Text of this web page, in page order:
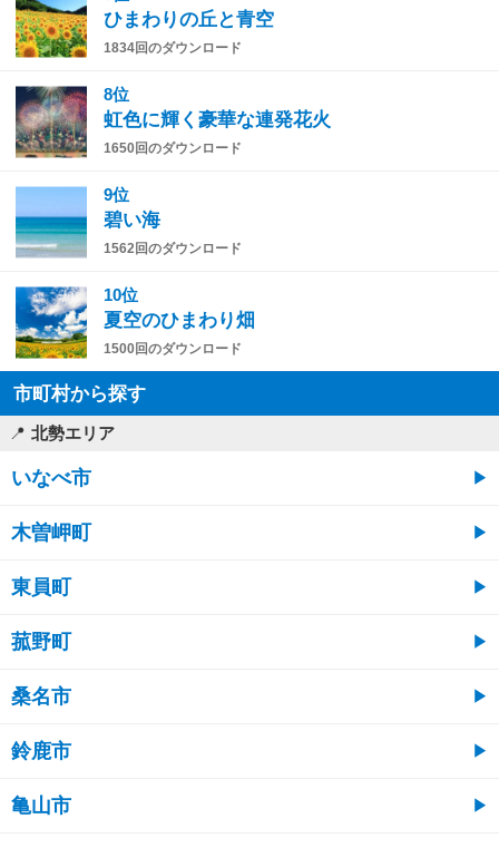
ひまわりの丘と青空
1834回のダウンロード
8位
虹色に輝く豪華な連発花火
1650回のダウンロード
9位
碧い海
1562回のダウンロード
10位
夏空のひまわり畑
1500回のダウンロード
市町村から探す
北勢エリア
いなべ市
木曽岬町
東員町
菰野町
桑名市
鈴鹿市
亀山市